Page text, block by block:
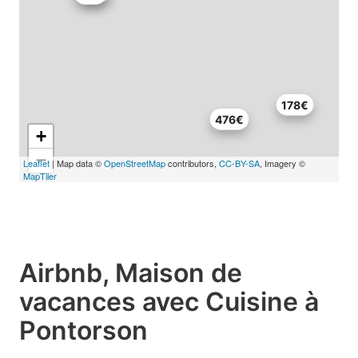
178€
476€
+
−
Leaflet | Map data ©OpenStreetMapcontributors, CC-BY-SA, Imagery ©
MapTiler
Airbnb, Maison de
vacances avec Cuisine à
Pontorson